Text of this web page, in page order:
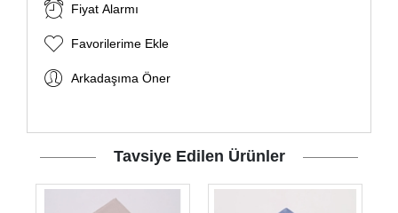
Fiyat Alarmı
Favorilerime Ekle
Arkadaşıma Öner
Tavsiye Edilen Ürünler